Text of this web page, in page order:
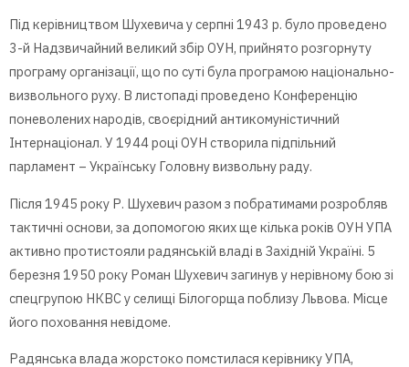
Під керівництвом Шухевича у серпні 1943 р. було проведено
3-й Надзвичайний великий збір ОУН, прийнято розгорнуту
програму організації, що по суті була програмою національно-
визвольного руху. В листопаді проведено Конференцію
поневолених народів, своєрідний антикомуністичний
Інтернаціонал. У 1944 році ОУН створила підпільний
парламент – Українську Головну визвольну раду.
Після 1945 року Р. Шухевич разом з побратимами розробляв
тактичні основи, за допомогою яких ще кілька років ОУН УПА
активно протистояли радянській владі в Західній Україні. 5
березня 1950 року Роман Шухевич загинув у нерівному бою зі
спецгрупою НКВС у селищі Білогорща поблизу Львова. Місце
його поховання невідоме.
Радянська влада жорстоко помстилася керівнику УПА,